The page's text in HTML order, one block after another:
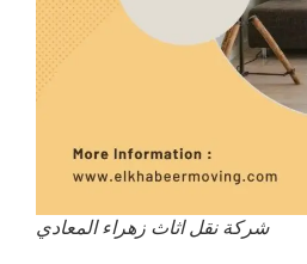
شركة نقل اثاث زهراء المعادي